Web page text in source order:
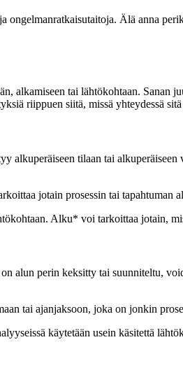
ongelmanratkaisutaitoja. Älä anna
alkamiseen tai lähtökohtaan. Sanan
riippuen siitä, missä yhteydessä
alkuperäiseen tilaan tai
jotain prosessin tai tapahtuman
Alku* voi tarkoittaa jotain,
alun perin keksitty tai suunniteltu,
tai ajanjaksoon, joka on jonkin
käytetään usein käsitettä